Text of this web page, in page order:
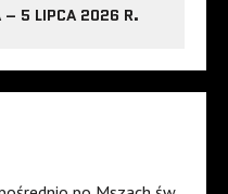
– 5 LIPCA 2026 R.